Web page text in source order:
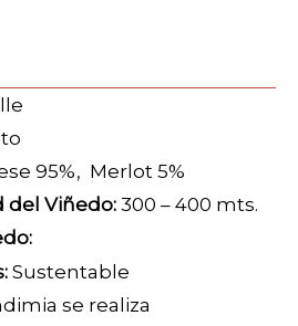
95%, Merlot 5%
del Viñedo: 300 – 400 mts.
Sustentable
se realiza